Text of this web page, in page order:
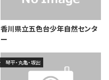
香川県立五色台少年自然センタ
ー
琴平・丸亀・坂出